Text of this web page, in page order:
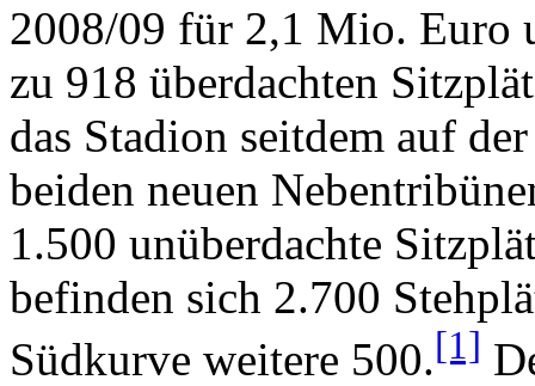
2008/09 für 2,1 Mio. Euro
zu 918 überdachten
das Stadion seitdem auf
beiden neuen
1.500 unüberdachte
befinden sich 2.700
Südkurve weitere 500.[1]